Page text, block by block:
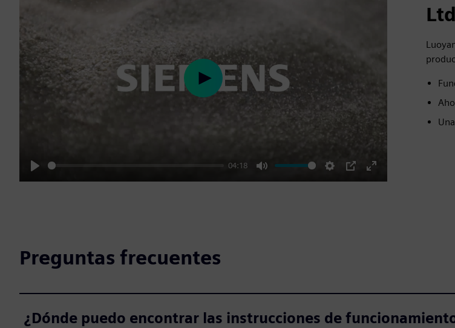
Play
04:18
Mute Settings
PIP
Enter
Play
Preguntas frecuentes
¿Dónde puedo encontrar las instrucciones de